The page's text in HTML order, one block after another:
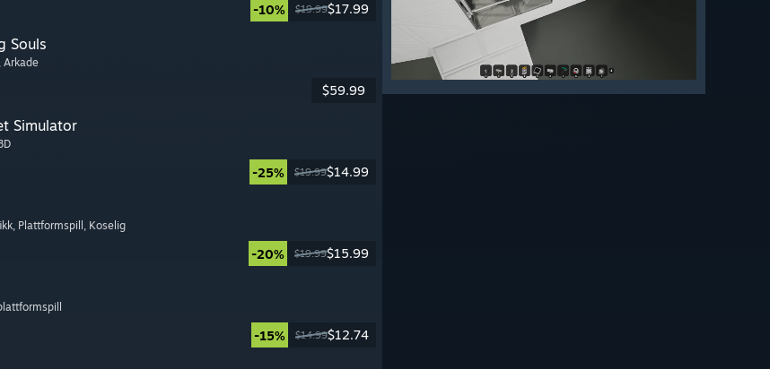
-10% $19.99$17.99
Souls
, Arkade
$59.99
Simulator
-25% $19.99$14.99
, Plattformspill , Koselig
-20% $19.99$15.99
-15% $14.99$12.74